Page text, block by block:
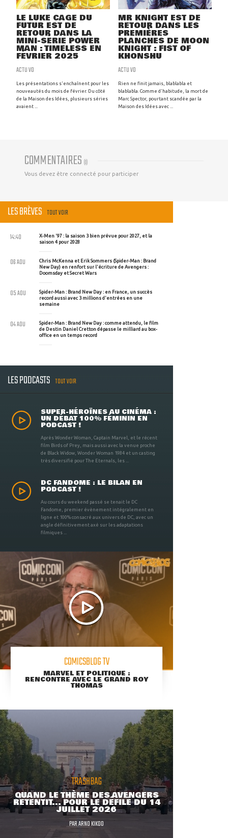
LE LUKE CAGE DU
FUTUR EST DE
RETOUR DANS LA
MINI-SÉRIE POWER
MAN : TIMELESS EN
FÉVRIER 2025
ACTU VO
Les présentations s'enchaînent pour les
nouveautés du mois de février. Du côté
de la Maison des Idées, plusieurs séries
avaient ...
MR KNIGHT EST DE
RETOUR DANS LES
PREMIÈRES
PLANCHES DE MOON
KNIGHT : FIST OF
KHONSHU
ACTU VO
Rien ne finit jamais, blablabla et
blablabla. Comme d'habitude, la mort de
Marc Spector, pourtant scandée par la
Maison des Idées avec ...
COMMENTAIRES (0)
Vous devez être connecté pour participer
LES BRÈVES TOUT VOIR
X-Men '97 : la saison 3 bien prévue pour 2027, et la
saison 4 pour 2028
14:40
Chris McKenna et Erik Sommers (Spider-Man : Brand
New Day) en renfort sur l'écriture de Avengers :
Doomsday et Secret Wars
06 AOU
Spider-Man : Brand New Day : en France, un succès
record aussi avec 3 millions d'entrées en une
semaine
05 AOU
Spider-Man : Brand New Day : comme attendu, le film
de Destin Daniel Cretton dépasse le milliard au box-
office en un temps record
04 AOU
LES PODCASTS TOUT VOIR
SUPER-HÉROÏNES AU CINÉMA :
UN DÉBAT 100% FÉMININ EN
PODCAST !
Après Wonder Woman, Captain Marvel, et le récent
film Birds of Prey, mais aussi avec la venue proche
de Black Widow, Wonder Woman 1984 et un casting
très diversifié pour The Eternals, les ...
DC FANDOME : LE BILAN EN
PODCAST !
Au cours du weekend passé se tenait le DC
Fandome, premier évènement intégralement en
ligne et 100% consacré aux univers de DC, avec un
angle définitivement axé sur les adaptations
filmiques ...
COMICSBLOG TV
MARVEL ET POLITIQUE :
RENCONTRE AVEC LE GRAND ROY
THOMAS
TRASHBAG
QUAND LE THÈME DES AVENGERS
RETENTIT... POUR LE DÉFILÉ DU 14
JUILLET 2026
PARARNO KIKOO